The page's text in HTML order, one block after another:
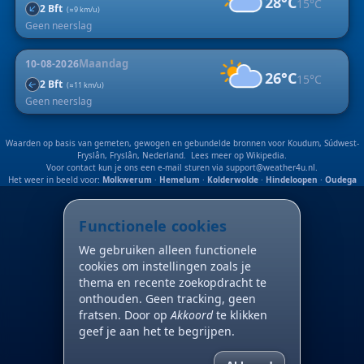
15°C
Geen neerslag
↑2 Bft (≈9 km/u)
10-08-2026Maandag
26°C15°C
Geen neerslag
↑2 Bft (≈11 km/u)
Waarden op basis van gemeten, gewogen en gebundelde bronnen voor Koudum, Súdwest-
Fryslân, Fryslân, Nederland. Lees meer op Wikipedia.
Voor contact kun je ons een e-mail sturen via support@weather4u.nl.
Het weer in beeld voor: Molkwerum · Hemelum · Kolderwolde· Hindeloopen · Oudega
Functionele cookies
We gebruiken alleen functionele
cookies om instellingen zoals je
thema en recente zoekopdracht te
onthouden. Geen tracking, geen
fratsen. Door opAkkoordte klikken
geef je aan het te begrijpen.